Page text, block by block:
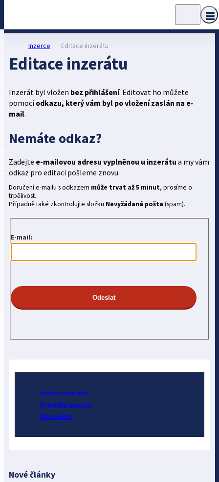
Inzerce Editace inzerátu
Editace inzerátu
Inzerát byl vložen bez přihlášení. Editovat ho můžete
pomocíodkazu, který vám byl po vložení zaslán na e-
mail.
Nemáte odkaz?
Zadejte e-mailovou adresu vyplněnou u inzerátu a my vám
odkaz pro editaci pošleme znovu.
Doručení e-mailu s odkazem může trvat až 5 minut, prosíme o
trpělivost.
Případně také zkontrolujte složku Nevyžádaná pošta (spam).
E-mail:
Archiv inzerátů
Pravidla inzerce
Nápověda
Nové články